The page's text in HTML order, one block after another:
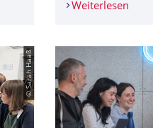
Lausitz
und innovative Strukturen:
Weiterlesen
© Sarah Haaß